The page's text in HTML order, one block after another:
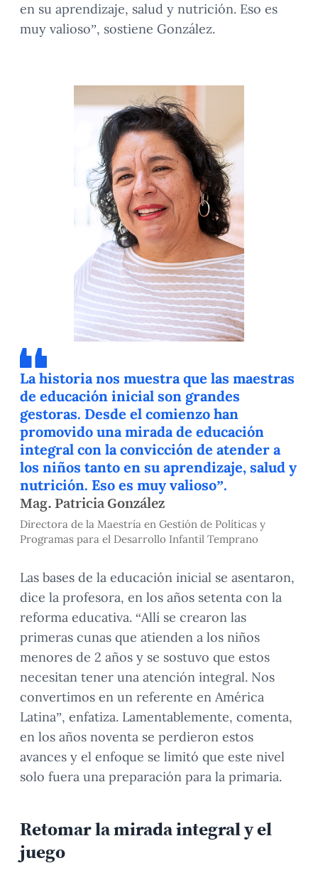
en su aprendizaje, salud y nutrición. Eso es
muy valioso”, sostiene González.
La historia nos muestra que las maestras
de educación inicial son grandes
gestoras. Desde el comienzo han
promovido una mirada de educación
integral con la convicción de atender a
los niños tanto en su aprendizaje, salud y
nutrición. Eso es muy valioso”.
Mag. Patricia González
Directora de la Maestría en Gestión de Políticas y
Programas para el Desarrollo Infantil Temprano
Las bases de la educación inicial se asentaron,
dice la profesora, en los años setenta con la
reforma educativa. “Allí se crearon las
primeras cunas que atienden a los niños
menores de 2 años y se sostuvo que estos
necesitan tener una atención integral. Nos
convertimos en un referente en América
Latina”, enfatiza. Lamentablemente, comenta,
en los años noventa se perdieron estos
avances y el enfoque se limitó que este nivel
solo fuera una preparación para la primaria.
Retomar la mirada integral y el
juego